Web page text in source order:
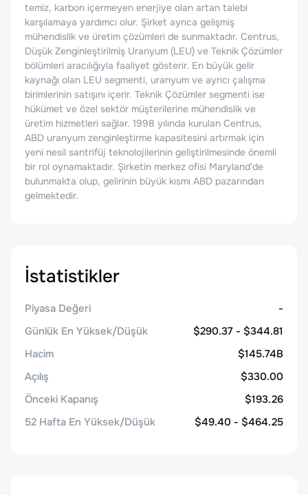
temiz, karbon içermeyen enerjiye olan artan talebi
karşılamaya yardımcı olur. Şirket ayrıca gelişmiş
mühendislik ve üretim çözümleri de sunmaktadır. Centrus,
Düşük Zenginleştirilmiş Uranyum (LEU) ve Teknik Çözümler
bölümleri aracılığıyla faaliyet gösterir. En büyük gelir
kaynağı olan LEU segmenti, uranyum ve ayrıcı çalışma
birimlerinin satışını içerir. Teknik Çözümler segmenti ise
hükümet ve özel sektör müşterilerine mühendislik ve
üretim hizmetleri sağlar. 1998 yılında kurulan Centrus,
ABD uranyum zenginleştirme kapasitesini artırmak için
yeni nesil santrifüj teknolojilerinin geliştirilmesinde önemli
bir rol oynamaktadır. Şirketin merkez ofisi Maryland'de
bulunmakta olup, gelirinin büyük kısmı ABD pazarından
gelmektedir.
İstatistikler
Piyasa Değeri
-
Günlük En Yüksek/Düşük
$290.37 - $344.81
Hacim
$145.74B
Açılış
$330.00
Önceki Kapanış
$193.26
52 Hafta En Yüksek/Düşük
$49.40 - $464.25